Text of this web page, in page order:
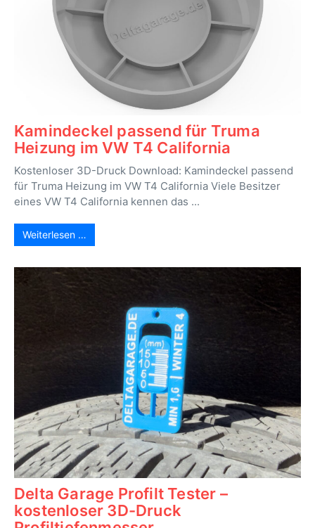
Kamindeckel passend für Truma
Heizung im VW T4 California
Kostenloser 3D-Druck Download: Kamindeckel passend
für Truma Heizung im VW T4 California Viele Besitzer
eines VW T4 California kennen das ...
Weiterlesen …
Delta Garage Profilt Tester –
kostenloser 3D-Druck